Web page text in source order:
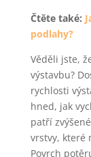
Čtěte také:
podlahy?
Věděli jste,
výstavbu?
rychlosti
hned, jak
patří
vrstvy, které
Povrch